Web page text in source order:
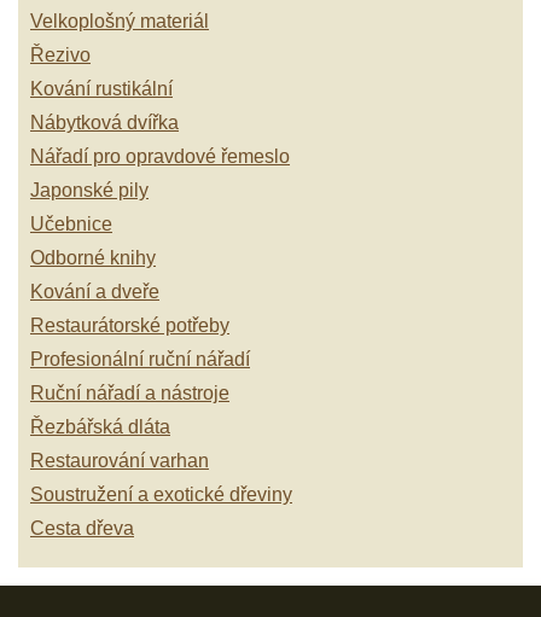
Velkoplošný materiál
Řezivo
Kování rustikální
Nábytková dvířka
Nářadí pro opravdové řemeslo
Japonské pily
Učebnice
Odborné knihy
Kování a dveře
Restaurátorské potřeby
Profesionální ruční nářadí
Ruční nářadí a nástroje
Řezbářská dláta
Restaurování varhan
Soustružení a exotické dřeviny
Cesta dřeva